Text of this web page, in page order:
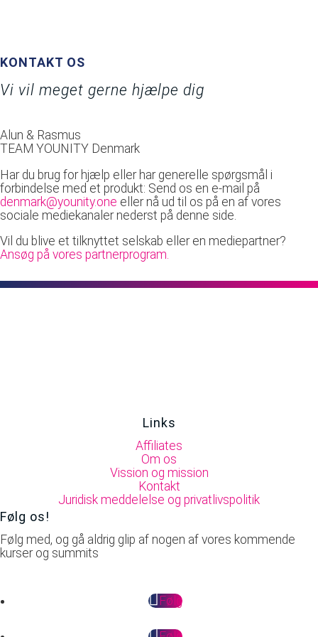
KONTAKT OS
Vi vil meget gerne hjælpe dig
Alun & Rasmus
TEAM YOUNITY Denmark
Har du brug for hjælp eller har generelle spørgsmål i
forbindelse med et produkt: Send os en e-mail på
denmark@younity.one eller nå ud til os på en af ​​vores
sociale mediekanaler nederst på denne side.
Vil du blive et tilknyttet selskab eller en mediepartner?
Ansøg på vores partnerprogram.
Links
Affiliates
Om os
Vission og mission
Kontakt
Juridisk meddelelse og privatlivspolitik
Følg os!
Følg med, og gå aldrig glip af nogen af vores kommende
kurser og summits
Følg